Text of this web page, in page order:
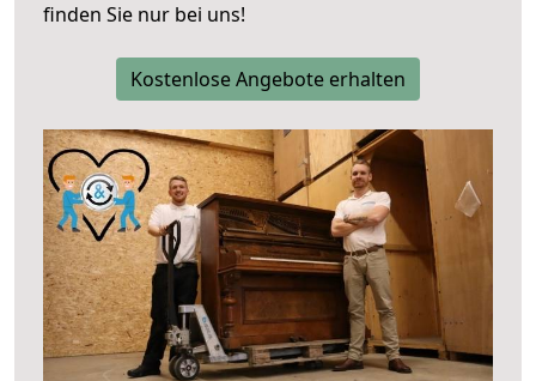
finden Sie nur bei uns!
Kostenlose Angebote erhalten